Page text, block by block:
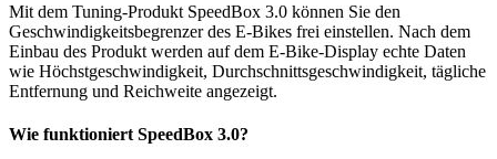
Mit dem Tuning-Produkt SpeedBox 3.0 können Sie den
Geschwindigkeitsbegrenzer des E-Bikes frei einstellen. Nach dem
Einbau des Produkt werden auf dem E-Bike-Display echte Daten
wie Höchstgeschwindigkeit, Durchschnittsgeschwindigkeit, tägliche
Entfernung und Reichweite angezeigt.
Wie funktioniert SpeedBox 3.0?